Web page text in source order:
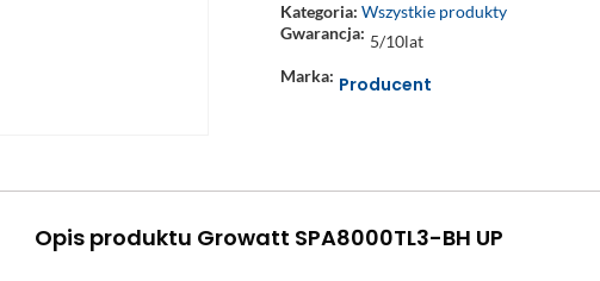
Kategoria:Wszystkie produkty
Gwarancja: 5/10lat
Marka: Producent
Opis produktu Growatt SPA8000TL3-BH UP